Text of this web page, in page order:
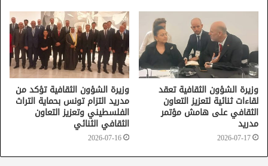
وزيرة الشؤون الثقافية تعقد
لقاءات ثنائية لتعزيز التعاون
الثقافي على هامش مؤتمر
مدريد
2026-07-17
وزيرة الشؤون الثقافية تؤكد من
مدريد التزام تونس بحماية التراث
الفلسطيني وتعزيز التعاون
الثقافي الثنائي
2026-07-16